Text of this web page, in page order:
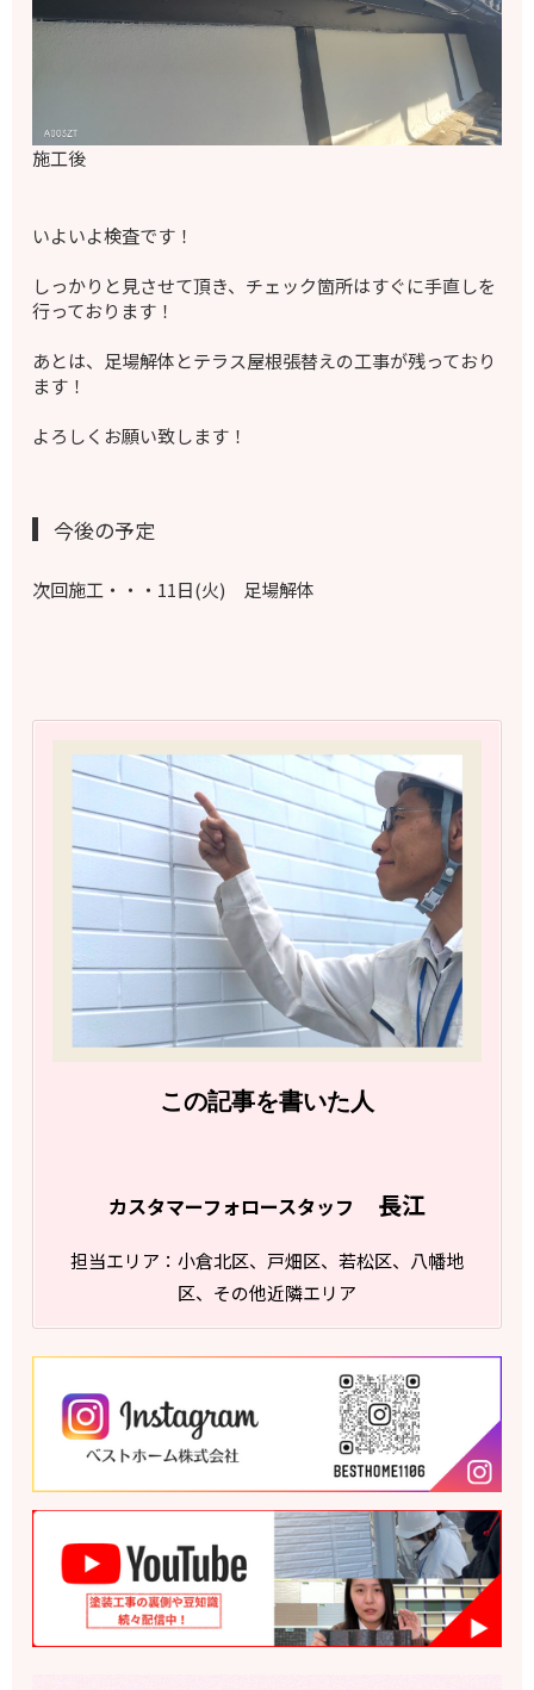
施工後
いよいよ検査です！
しっかりと見させて頂き、チェック箇所はすぐに手直しを
行っております！
あとは、足場解体とテラス屋根張替えの工事が残っており
ます！
よろしくお願い致します！
今後の予定
次回施工・・・11日(火) 足場解体
この記事を書いた人
カスタマーフォロースタッフ 長江
担当エリア：小倉北区、戸畑区、若松区、八幡地
区、その他近隣エリア